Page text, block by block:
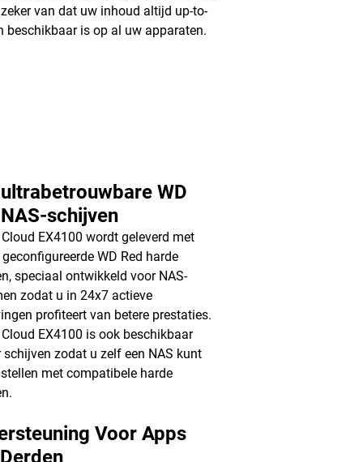
van dat uw inhoud altijd up-to-
beschikbaar is op al uw apparaten.
WD
schijven
EX4100 wordt geleverd met
WD Red harde
speciaal ontwikkeld voor NAS-
zodat u in 24x7 actieve
profiteert van betere prestaties.
EX4100 is ook beschikbaar
schijven zodat u zelf een NAS kunt
met compatibele harde
Voor Apps